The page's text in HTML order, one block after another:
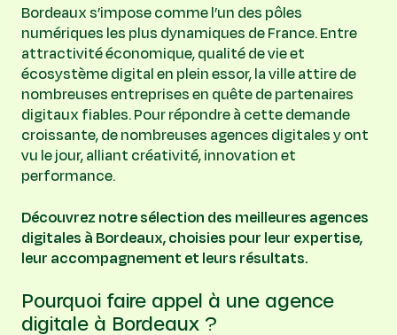
Bordeaux s’impose comme l’un des pôles
numériques les plus dynamiques de France. Entre
attractivité économique, qualité de vie et
écosystème digital en plein essor, la ville attire de
nombreuses entreprises en quête de partenaires
digitaux fiables. Pour répondre à cette demande
croissante, de nombreuses agences digitales y ont
vu le jour, alliant créativité, innovation et
performance.
Découvrez notre sélection des meilleures agences
digitales à Bordeaux, choisies pour leur expertise,
leur accompagnement et leurs résultats.
Pourquoi faire appel à une agence
digitale à Bordeaux ?